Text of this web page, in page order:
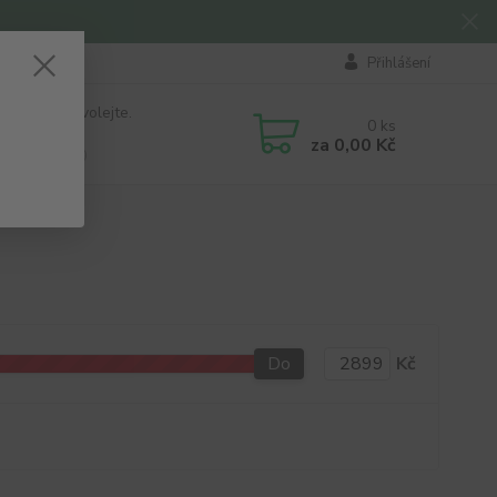
Přihlášení
si rady? Zavolejte.
0 ks
za 0,00 Kč
Do Kč